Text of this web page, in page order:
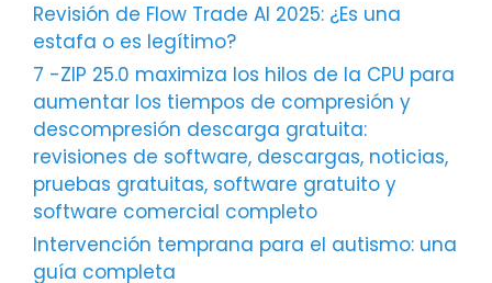
Revisión de Flow Trade AI 2025: ¿Es una
estafa o es legítimo?
7 -ZIP 25.0 maximiza los hilos de la CPU para
aumentar los tiempos de compresión y
descompresión descarga gratuita:
revisiones de software, descargas, noticias,
pruebas gratuitas, software gratuito y
software comercial completo
Intervención temprana para el autismo: una
guía completa